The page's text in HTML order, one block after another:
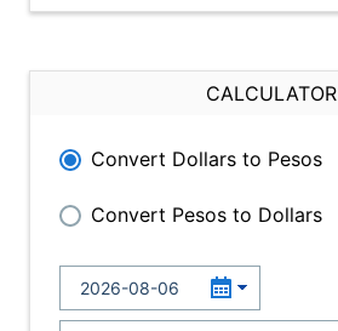
CALCULATOR
Convert Dollars to Pesos
Convert Pesos to Dollars